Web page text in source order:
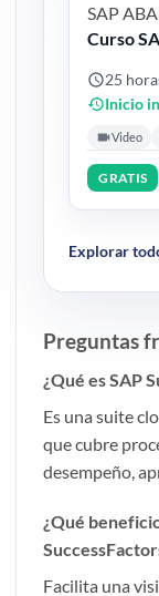
SAP
Curso
25
Inicio
Video
GRATIS
Explorar
Preguntas
¿Qué es SAP
Es una suite
que cubre
desempeño,
¿Qué
Facilita una